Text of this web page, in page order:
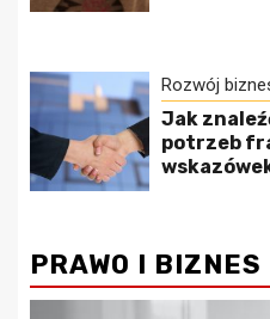
Rozwój
Jak
potrzeb
PRAWO I BIZNES